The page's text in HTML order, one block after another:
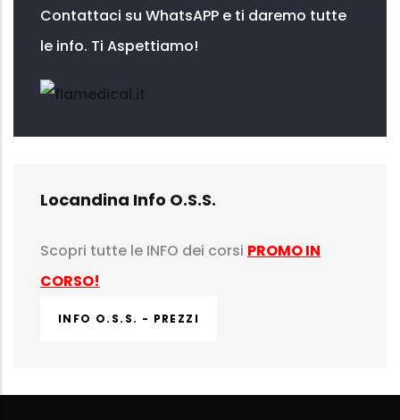
Contattaci su WhatsAPP e ti daremo tutte
le info. Ti Aspettiamo!
Locandina Info O.S.S.
Scopri tutte le INFO dei corsi PROMO IN
CORSO!
INFO O.S.S. - PREZZI